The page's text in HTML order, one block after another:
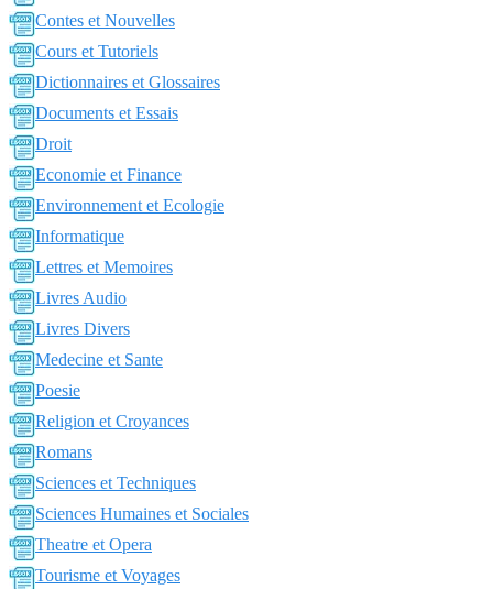
Contes et Nouvelles
Cours et Tutoriels
Dictionnaires et Glossaires
Documents et Essais
Droit
Economie et Finance
Environnement et Ecologie
Informatique
Lettres et Memoires
Livres Audio
Livres Divers
Medecine et Sante
Poesie
Religion et Croyances
Romans
Sciences et Techniques
Sciences Humaines et Sociales
Theatre et Opera
Tourisme et Voyages